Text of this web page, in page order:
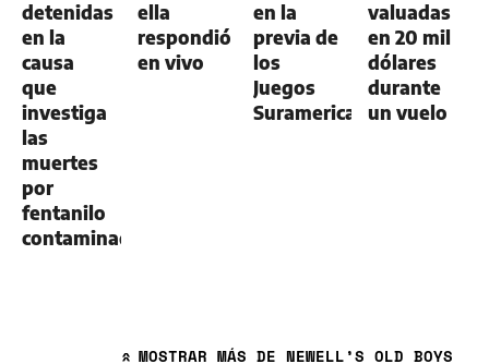
detenidas
en la
causa
que
investiga
las
muertes
por
fentanilo
contaminado
ella
respondió
en vivo
en la
previa de
los
Juegos
Suramericanos
valuadas
en 20 mil
dólares
durante
un vuelo
» MOSTRAR MÁS DE NEWELL’S OLD BOYS